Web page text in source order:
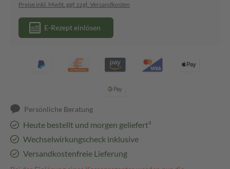
Preise inkl. MwSt. ggf. zzgl. Versandkosten
E-Rezept einlösen
Persönliche Beratung
Heute bestellt und morgen geliefert³
Wechselwirkungscheck inklusive
Versandkostenfreie Lieferung